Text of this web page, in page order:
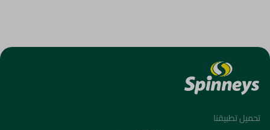
تحميل تطبيقنا